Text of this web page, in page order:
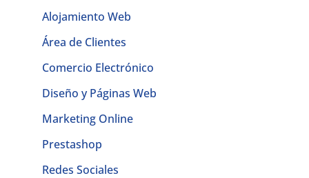
Alojamiento Web
Área de Clientes
Comercio Electrónico
Diseño y Páginas Web
Marketing Online
Prestashop
Redes Sociales